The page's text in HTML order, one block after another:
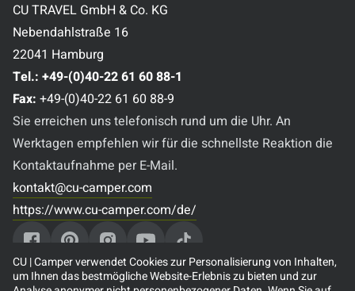
CU TRAVEL GmbH & Co. KG
Nebendahlstraße 16
22041 Hamburg
Tel.: +49-(0)40-22 61 60 88-1
Fax: +49-(0)40-22 61 60 88-9
Sie erreichen uns telefonisch rund um die Uhr. An
Werktagen empfehlen wir für die schnellste Reaktion die
Kontaktaufnahme per E-Mail.
kontakt@cu-camper.com
https://www.cu-camper.com/de/
CU | Camper verwendet Cookies zur Personalisierung von Inhalten,
um Ihnen das bestmögliche Website-Erlebnis zu bieten und zur